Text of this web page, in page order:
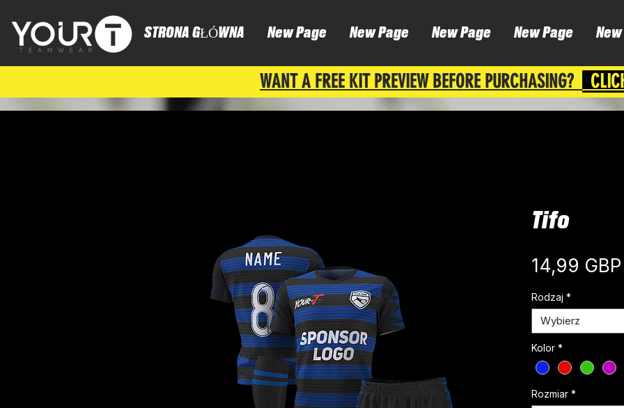
STRONA GŁÓWNA New Page New Page New Page New Page
WANT A FREE KIT PREVIEW BEFORE PURCHASING?
Tifo
14,99 GBP
Rodzaj *
Wybierz
Kolor *
Rozmiar *